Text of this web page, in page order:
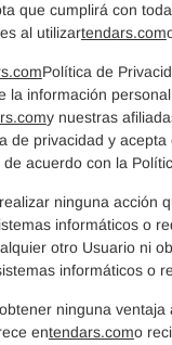
que cumplirá con
al utilizartendars.com
Política de
la información
y nuestras
de privacidad y acepta
acuerdo con la
ninguna acción
informáticos o
otro Usuario ni
informáticos o
ninguna ventaja
entendars.como